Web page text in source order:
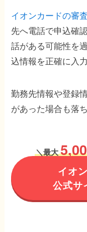
イオンカードの審査
先へ電話で申込確
話がある可能性を
込情報を正確に入
勤務先情報や登録
があった場合も落
＼最大
イオ
公式サ